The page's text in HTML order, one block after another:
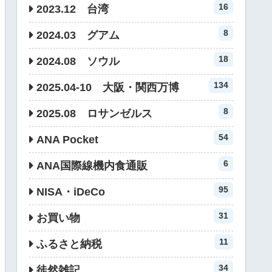
2023.12 台湾 16
2024.03 グアム 8
2024.08 ソウル 18
2025.04-10 大阪・関西万博 134
2025.08 ロサンゼルス 8
ANA Pocket 54
ANA国際線機内食通販 6
NISA・iDeCo 95
お買い物 31
ふるさと納税 11
34